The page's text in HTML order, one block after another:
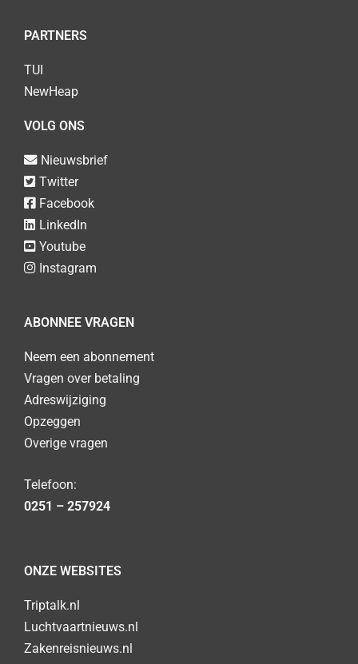
PARTNERS
TUI
NewHeap
VOLG ONS
Nieuwsbrief
Twitter
Facebook
LinkedIn
Youtube
Instagram
ABONNEE VRAGEN
Neem een abonnement
Vragen over betaling
Adreswijziging
Opzeggen
Overige vragen
Telefoon:
0251 – 257924
ONZE WEBSITES
Triptalk.nl
Luchtvaartnieuws.nl
Zakenreisnieuws.nl